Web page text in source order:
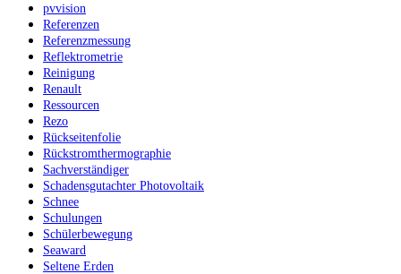
pvvision
Referenzen
Referenzmessung
Reflektrometrie
Reinigung
Renault
Ressourcen
Rezo
Rückseitenfolie
Rückstromthermographie
Sachverständiger
Schadensgutachter Photovoltaik
Schnee
Schulungen
Schülerbewegung
Seaward
Seltene Erden